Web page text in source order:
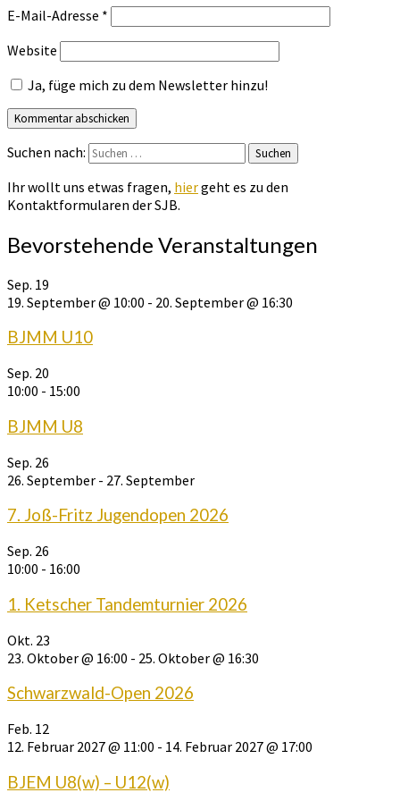
E-Mail-Adresse *
Website
Ja, füge mich zu dem Newsletter hinzu!
Suchen nach: Suchen
Ihr wollt uns etwas fragen, hiergeht es zu den
Kontaktformularen der SJB.
Bevorstehende Veranstaltungen
Sep. 19
19. September @ 10:00 - 20. September @ 16:30
BJMM U10
Sep. 20
10:00 - 15:00
BJMM U8
Sep. 26
26. September - 27. September
7. Joß-Fritz Jugendopen 2026
Sep. 26
10:00 - 16:00
1. Ketscher Tandemturnier 2026
Okt. 23
23. Oktober @ 16:00 - 25. Oktober @ 16:30
Schwarzwald-Open 2026
Feb. 12
12. Februar 2027 @ 11:00 - 14. Februar 2027 @ 17:00
BJEM U8(w) – U12(w)